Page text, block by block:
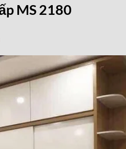
MS 2180